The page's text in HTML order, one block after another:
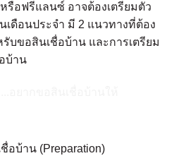
รือฟรีแลนซ์ อาจต้องเตรียมตัว
เดือนประจำ มี 2 แนวทางที่ต้อง
บขอสินเชื่อบ้าน และการเตรียม
บ้าน
อบ้าน (Preparation)